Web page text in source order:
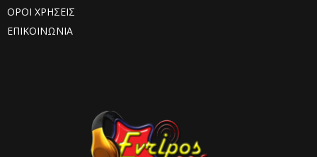
ΟΡΟΙ ΧΡΗΣΕΙΣ
ΕΠΙΚΟΙΝΩΝΙΑ